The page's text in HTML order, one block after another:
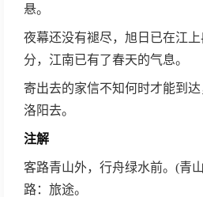
悬。
夜幕还没有褪尽，旭日已在江
分，江南已有了春天的气息。
寄出去的家信不知何时才能到
洛阳去。
注解
客路青山外，行舟绿水前。(青
路：旅途。